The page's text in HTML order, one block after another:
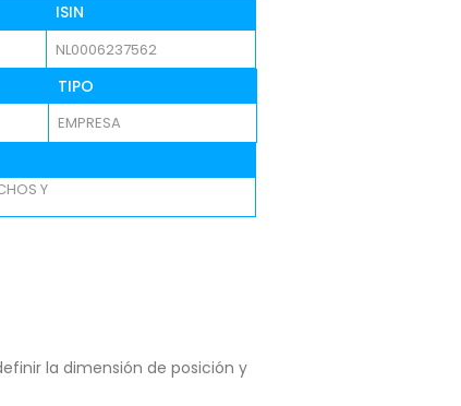
ISIN
NL0006237562
TIPO
EMPRESA
Y
la dimensión de posición y